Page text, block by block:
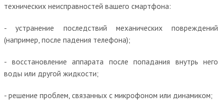
технических неисправностей вашего смартфона:
- устранение последствий механических повреждений
(например, после падения телефона);
- восстановление аппарата после попадания внутрь него
воды или другой жидкости;
- решение проблем, связанных с микрофоном или динамиком;